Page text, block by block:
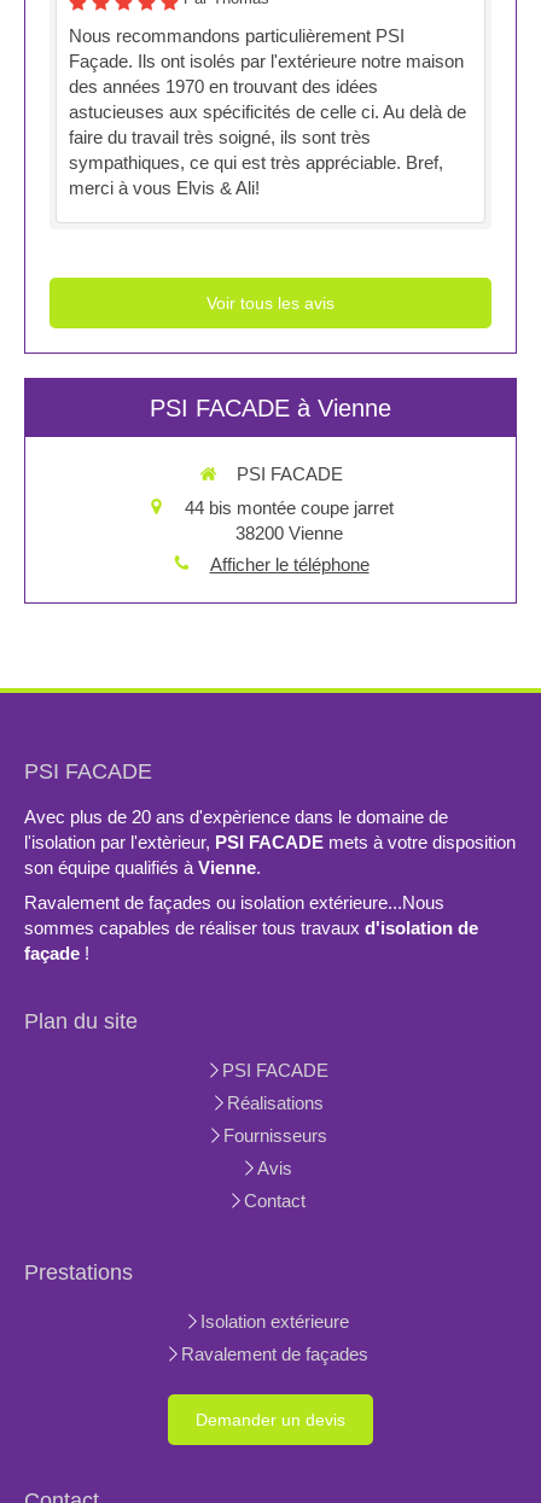
Nous recommandons particulièrement PSI
Façade. Ils ont isolés par l'extérieure notre maison
des années 1970 en trouvant des idées
astucieuses aux spécificités de celle ci. Au delà de
faire du travail très soigné, ils sont très
sympathiques, ce qui est très appréciable. Bref,
merci à vous Elvis & Ali!
Voir tous les avis
PSI FACADE à Vienne
PSI FACADE
44 bis montée coupe jarret
38200 Vienne
Afficher le téléphone
PSI FACADE
Avec plus de 20 ans d'expèrience dans le domaine de
l'isolation par l'extèrieur, PSI FACADE mets à votre disposition
son équipe qualifiés à Vienne.
Ravalement de façades ou isolation extérieure...Nous
sommes capables de réaliser tous travaux d'isolation de
façade !
Plan du site
PSI FACADE
Réalisations
Fournisseurs
Avis
Contact
Prestations
Isolation extérieure
Ravalement de façades
Demander un devis